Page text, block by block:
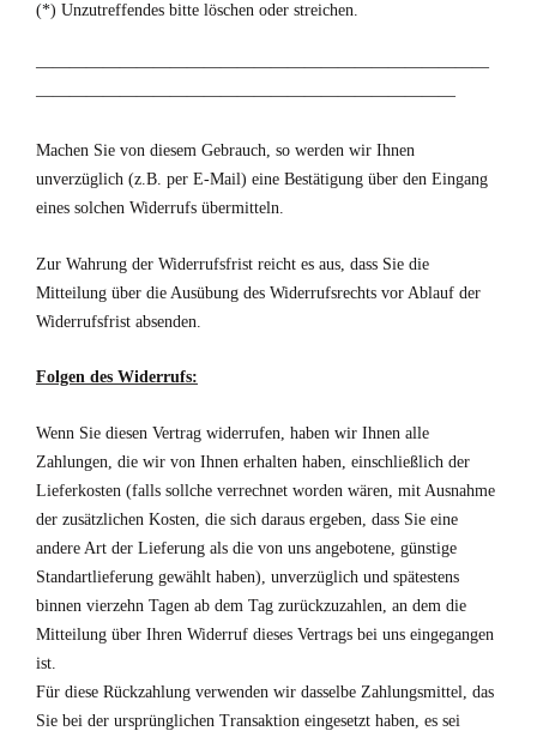
(*) Unzutreffendes bitte löschen oder streichen.
———————————————————————————
—————————————————————————
Machen Sie von diesem Gebrauch, so werden wir Ihnen
unverzüglich (z.B. per E-Mail) eine Bestätigung über den Eingang
eines solchen Widerrufs übermitteln.
Zur Wahrung der Widerrufsfrist reicht es aus, dass Sie die
Mitteilung über die Ausübung des Widerrufsrechts vor Ablauf der
Widerrufsfrist absenden.
Folgen des Widerrufs:
Wenn Sie diesen Vertrag widerrufen, haben wir Ihnen alle
Zahlungen, die wir von Ihnen erhalten haben, einschließlich der
Lieferkosten (falls sollche verrechnet worden wären, mit Ausnahme
der zusätzlichen Kosten, die sich daraus ergeben, dass Sie eine
andere Art der Lieferung als die von uns angebotene, günstige
Standartlieferung gewählt haben), unverzüglich und spätestens
binnen vierzehn Tagen ab dem Tag zurückzuzahlen, an dem die
Mitteilung über Ihren Widerruf dieses Vertrags bei uns eingegangen
ist.
Für diese Rückzahlung verwenden wir dasselbe Zahlungsmittel, das
Sie bei der ursprünglichen Transaktion eingesetzt haben, es sei